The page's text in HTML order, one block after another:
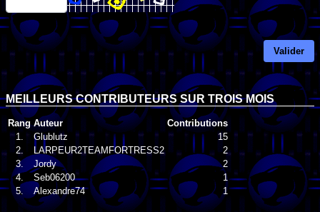
Valider
MEILLEURS CONTRIBUTEURS SUR TROIS MOIS
Rang Auteur
Contributions
1.
Glublutz
15
2.
LARPEUR2TEAMFORTRESS2
2
3.
Jordy
2
4.
Seb06200
1
5.
Alexandre74 1